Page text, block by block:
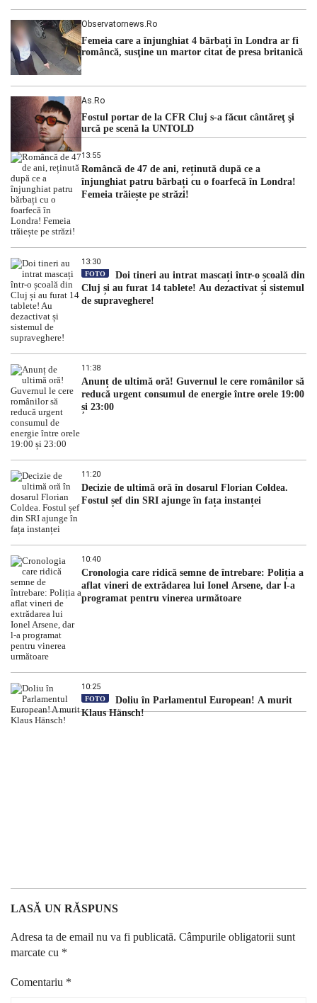
Observatornews.ro
Femeia care a înjunghiat 4 bărbați în Londra ar fi
româncă, susţine un martor citat de presa britanică
As.ro
Fostul portar de la CFR Cluj s-a făcut cântăreţ şi
urcă pe scenă la UNTOLD
13:55
Româncă de 47 de ani, reținută după ce a
înjunghiat patru bărbați cu o foarfecă în Londra!
Femeia trăiește pe străzi!
13:30
FOTO
Doi tineri au intrat mascați într-o școală din
Cluj și au furat 14 tablete! Au dezactivat și sistemul
de supraveghere!
11:38
Anunț de ultimă oră! Guvernul le cere românilor să
reducă urgent consumul de energie între orele 19:00
și 23:00
11:20
Decizie de ultimă oră în dosarul Florian Coldea.
Fostul șef din SRI ajunge în fața instanței
10:40
Cronologia care ridică semne de întrebare: Poliția a
aflat vineri de extrădarea lui Ionel Arsene, dar l-a
programat pentru vinerea următoare
10:25
FOTO
Doliu în Parlamentul European! A murit
Klaus Hänsch!
LASĂ UN RĂSPUNS
Adresa ta de email nu va fi publicată. Câmpurile obligatorii sunt
marcate cu *
Comentariu *